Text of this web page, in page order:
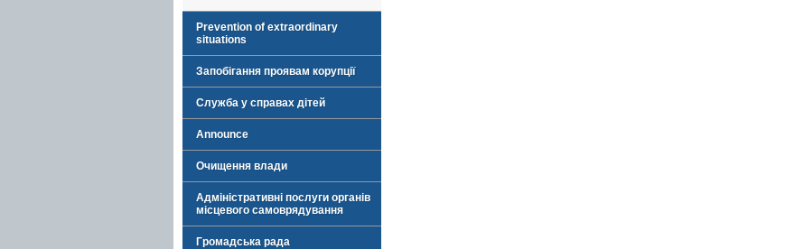
Prevention of extraordinary
situations
Запобігання проявам корупції
Служба у справах дітей
Announce
Очищення влади
Адміністративні послуги органів
місцевого самоврядування
Громадська рада